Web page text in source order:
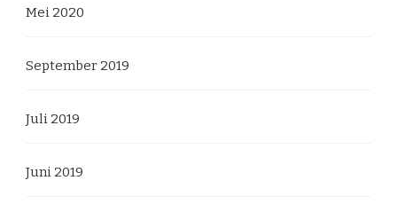
Mei 2020
September 2019
Juli 2019
Juni 2019